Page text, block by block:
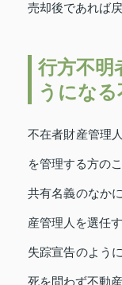
売却後であれば
行方不明
うにな
不在者財産管理
を管理する方のこ
共有名義のなか
産管理人を選任
失踪宣告のよう
死を問わず不動